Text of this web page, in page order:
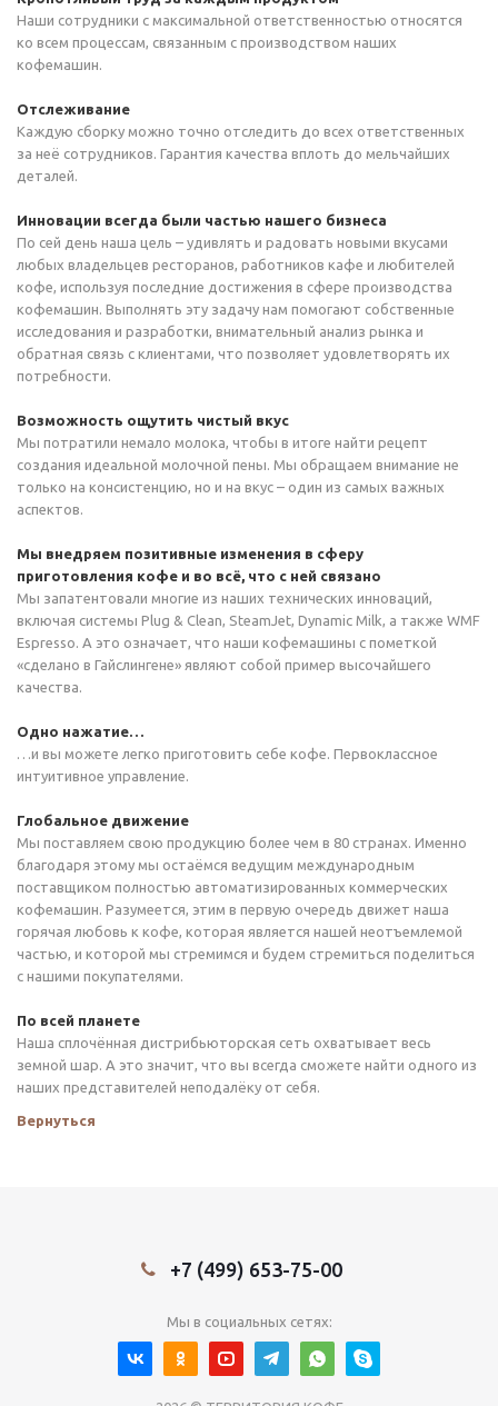
Наши сотрудники с максимальной ответственностью относятся
ко всем процессам, связанным с производством наших
кофемашин.
Отслеживание
Каждую сборку можно точно отследить до всех ответственных
за неё сотрудников. Гарантия качества вплоть до мельчайших
деталей.
Инновации всегда были частью нашего бизнеса
По сей день наша цель – удивлять и радовать новыми вкусами
любых владельцев ресторанов, работников кафе и любителей
кофе, используя последние достижения в сфере производства
кофемашин. Выполнять эту задачу нам помогают собственные
исследования и разработки, внимательный анализ рынка и
обратная связь с клиентами, что позволяет удовлетворять их
потребности.
Возможность ощутить чистый вкус
Мы потратили немало молока, чтобы в итоге найти рецепт
создания идеальной молочной пены. Мы обращаем внимание не
только на консистенцию, но и на вкус – один из самых важных
аспектов.
Мы внедряем позитивные изменения в сферу
приготовления кофе и во всё, что с ней связано
Мы запатентовали многие из наших технических инноваций,
включая системы Plug & Clean, SteamJet, Dynamic Milk, а также WMF
Espresso. А это означает, что наши кофемашины с пометкой
«сделано в Гайслингене» являют собой пример высочайшего
качества.
Одно нажатие…
…и вы можете легко приготовить себе кофе. Первоклассное
интуитивное управление.
Глобальное движение
Мы поставляем свою продукцию более чем в 80 странах. Именно
благодаря этому мы остаёмся ведущим международным
поставщиком полностью автоматизированных коммерческих
кофемашин. Разумеется, этим в первую очередь движет наша
горячая любовь к кофе, которая является нашей неотъемлемой
частью, и которой мы стремимся и будем стремиться поделиться
с нашими покупателями.
По всей планете
Наша сплочённая дистрибьюторская сеть охватывает весь
земной шар. А это значит, что вы всегда сможете найти одного из
наших представителей неподалёку от себя.
Вернуться
+7 (499) 653-75-00
Мы в социальных сетях: